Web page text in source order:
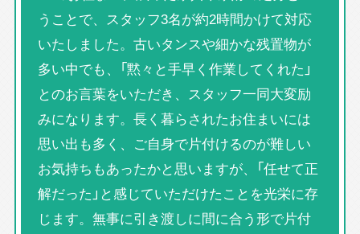
うことで、スタッフ3名が約2時間かけて対応
いたしました。古いタンスや細かな残置物が
多い中でも、「黙々と手早く作業してくれた」
とのお言葉をいただき、スタッフ一同大変励
みになります。長く暮らされたお住まいには
思い出も多く、ご自身で片付けるのが難しい
お気持ちもあったかと思いますが、「任せて正
解だった」と感じていただけたことを光栄に存
じます。無事に引き渡しに間に合う形で片付